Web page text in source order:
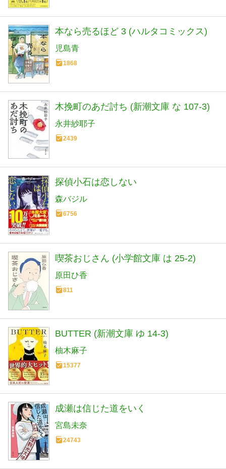
本なら売るほど 3 (ハルタコミックス)
児島青
1868
木挽町のあだ討ち (新潮文庫 な 107-3)
永井紗耶子
2439
探偵小石は恋しない
森バジル
6756
喫茶おじさん (小学館文庫 は 25-2)
原田ひ香
811
BUTTER (新潮文庫 ゆ 14-3)
柚木麻子
15377
成瀬は信じた道をいく
宮島未奈
24743